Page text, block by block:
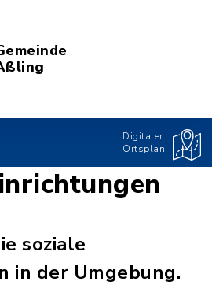
Digitaler
Ortsplan
soziale
in der Umgebung.